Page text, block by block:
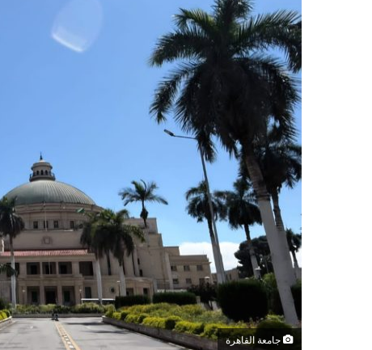
جامعة القاهرة